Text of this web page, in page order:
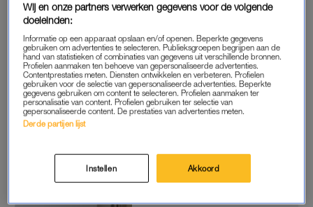
“Ik heb nog amper de kans gehad om haar vast te houden.
Wel eventjes, maar er komt nu zoveel visite en ze moet
natuurlijk lekker drinken en rust hebben. Maar ze doet het
hartstikke goed.”
Gerdine en Maarten hebbennegen kinderen: zes zonen en
drie dochters. Dochter Miriamoverleed op jonge leeftijd
YouTube item te kunnen bekijken.
Wij en onze partners verwerken gegevens voor de volgende
doeleinden:
Informatie op een apparaat opslaan en/of openen. Beperkte gegevens
gebruiken om advertenties te selecteren. Publieksgroepen begrijpen aan de
hand van statistieken of combinaties van gegevens uit verschillende bronnen.
Profielen aanmaken ten behoeve van gepersonaliseerde advertenties.
Contentprestaties meten. Diensten ontwikkelen en verbeteren. Profielen
gebruiken voor de selectie van gepersonaliseerde advertenties. Beperkte
gegevens gebruiken om content te selecteren. Profielen aanmaken ter
personalisatie van content. Profielen gebruiken ter selectie van
gepersonaliseerde content. De prestaties van advertenties meten.
Derde partijen lijst
Instellen Akkoord